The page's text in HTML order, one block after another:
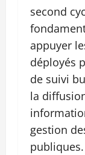
second
appuyer
déployés
de suivi
la
gestion